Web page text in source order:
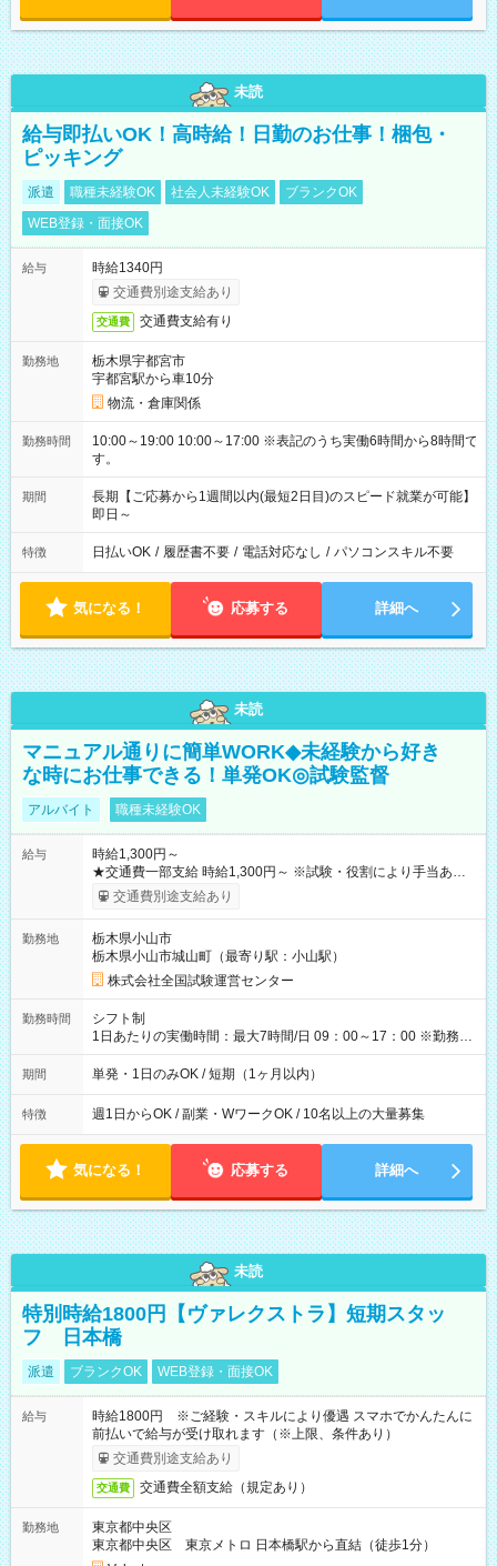
未読
給与即払いOK！高時給！日勤のお仕事！梱包・
ピッキング
派遣 職種未経験OK 社会人未経験OK
ブランクOK
WEB登録・面接OK
給与
時給1340円
交通費別途支給あり
交通費 交通費支給有り
勤務地
栃木県宇都宮市
宇都宮駅から車10分
物流・倉庫関係
勤務時間
10:00～19:00 10:00～17:00 ※表記のうち実働6時間から8時間で
す。
期間
長期【ご応募から1週間以内(最短2日目)のスピード就業が可能】
即日～
特徴 日払いOK / 履歴書不要 / 電話対応なし / パソコンスキル不要
気になる！ 応募する 詳細へ
未読
マニュアル通りに簡単WORK◆未経験から好き
な時にお仕事できる！単発OK◎試験監督
アルバイト 職種未経験OK
給与
時給1,300円～
★交通費一部支給 時給1,300円～ ※試験・役割により手当あり
※勤務回数により昇給あり 【即給（前払い）オプションあ
り！】 希望される場合、勤務から1週間ほどで給与の一部を受け
例】 ・河合塾模擬試験 8:30～17:30（休憩1時間） 時給1,300円
×8時間＝日収10,400円＋交通費 ※当日の役割により時給＋100
円の場合あり ・国家試験 7:00～13:30（休憩なし） 時給1,300
円（役割手当＋100円）×6時間＝日収8,400円＋交通費 【試用期
間】試用期間なし
交通費別途支給あり
勤務地
栃木県小山市
栃木県小山市城山町（最寄り駅：小山駅）
株式会社全国試験運営センター
勤務時間
シフト制
1日あたりの実働時間：最大7時間/日 09：00～17：00 ※勤務時
間は 試験により異なります。
期間 単発・1日のみOK / 短期（1ヶ月以内）
特徴 週1日からOK / 副業・WワークOK / 10名以上の大量募集
気になる！ 応募する 詳細へ
未読
特別時給1800円【ヴァレクストラ】短期スタッ
フ 日本橋
派遣 ブランクOK WEB登録・面接OK
給与
時給1800円 ※ご経験・スキルにより優遇 スマホでかんたんに
前払いで給与が受け取れます（※上限、条件あり）
交通費別途支給あり
交通費 交通費全額支給（規定あり）
勤務地
東京都中央区
東京都中央区 東京メトロ 日本橋駅から直結（徒歩1分）